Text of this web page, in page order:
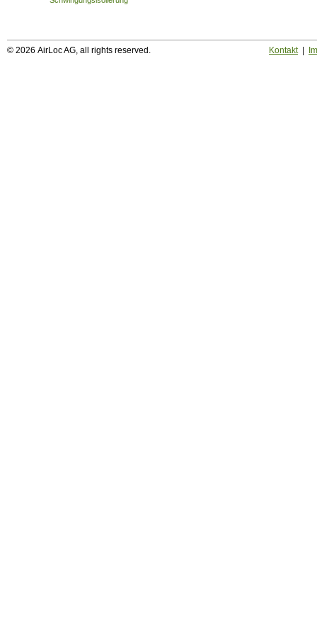
© 2026 AirLoc AG, all rights reserved. Kontakt|